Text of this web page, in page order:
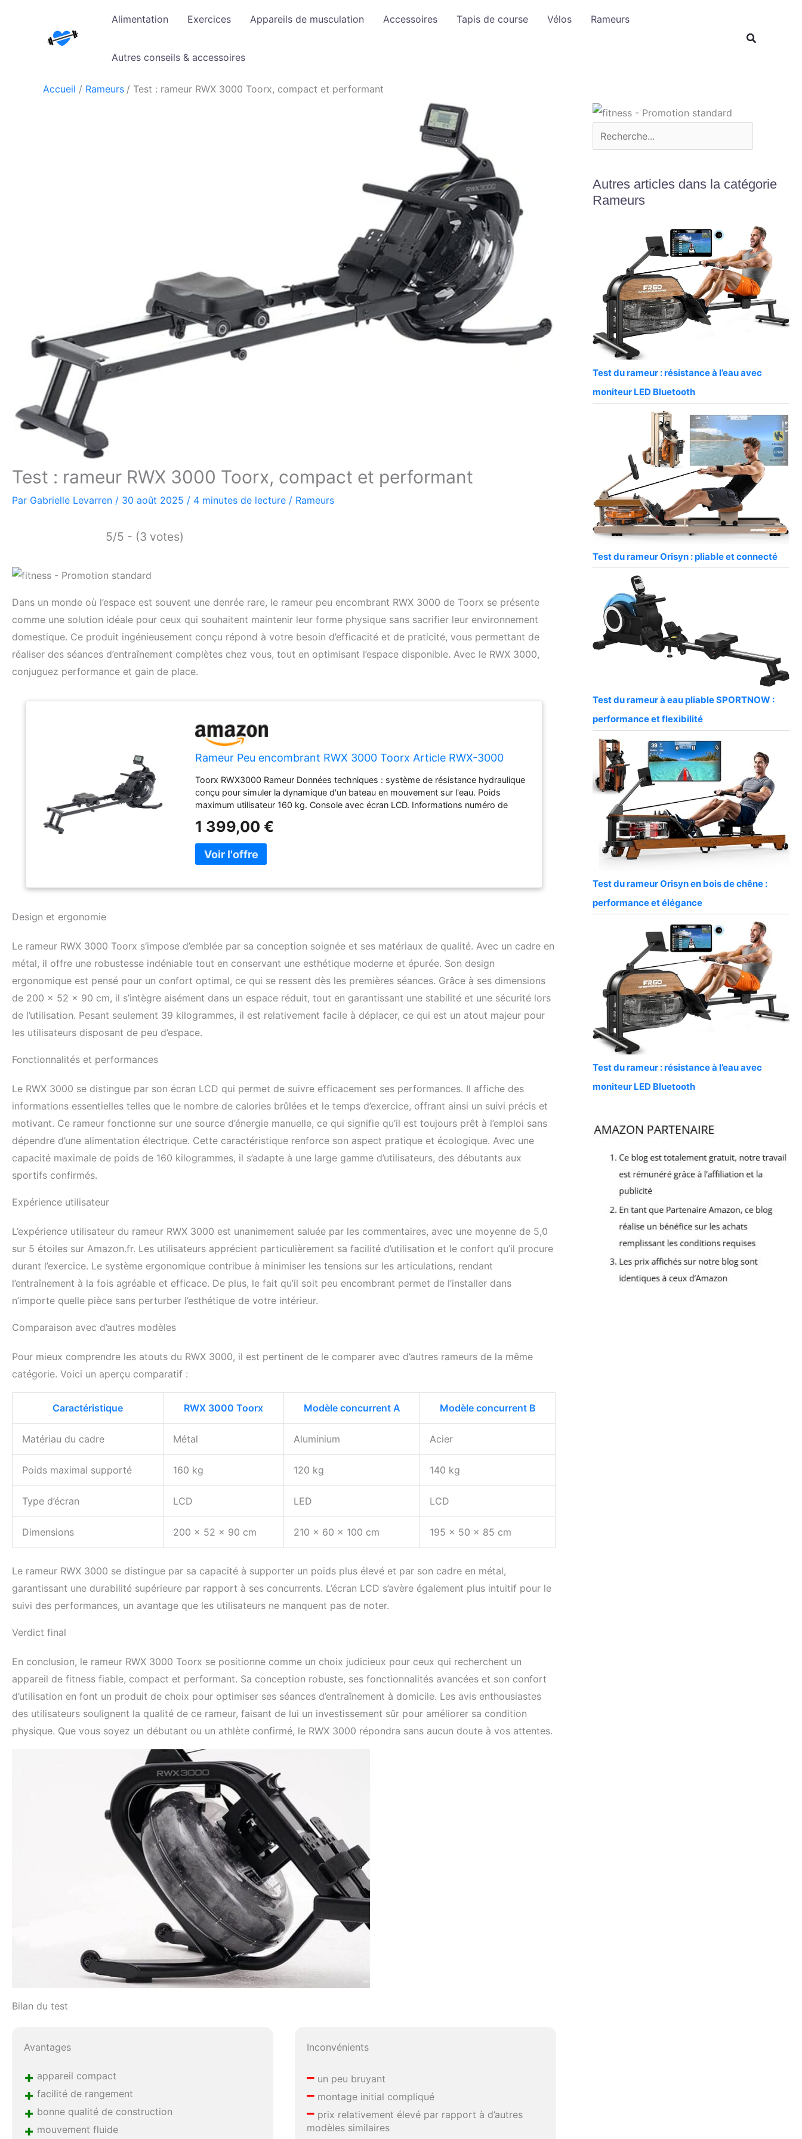
Alimentation Exercices Appareils de musculation Accessoires Tapis de course Vélos Rameurs
Autres conseils & accessoires
Accueil Rameurs Test : rameur RWX 3000 Toorx, compact et performant
Test : rameur RWX 3000 Toorx, compact et performant
Par Gabrielle Levarren / 30 août 2025 / 4 minutes de lecture / Rameurs
5/5 - (3 votes)
Dans un monde où l’espace est souvent une denrée rare, le rameur peu encombrant RWX 3000 de Toorx se présente
comme une solution idéale pour ceux qui souhaitent maintenir leur forme physique sans sacrifier leur environnement
domestique. Ce produit ingénieusement conçu répond à votre besoin d’efficacité et de praticité, vous permettant de
réaliser des séances d’entraînement complètes chez vous, tout en optimisant l’espace disponible. Avec le RWX 3000,
conjuguez performance et gain de place.
Rameur Peu encombrant RWX 3000 Toorx Article RWX-3000
Toorx RWX3000 Rameur Données techniques : système de résistance hydraulique
conçu pour simuler la dynamique d'un bateau en mouvement sur l'eau. Poids
maximum utilisateur 160 kg. Console avec écran LCD. Informations numéro de
de la prestigieuse ligne Chrono Pro et, grâce à la certification EN957 en classe S
que tous les outils de la ligne Chrono Pro peuvent être utilisés, il est également
adapté pour être utilisé dans le cadre de la lumière commer
1 399,00 €
Design et ergonomie
Le rameur RWX 3000 Toorx s’impose d’emblée par sa conception soignée et ses matériaux de qualité. Avec un cadre en
métal, il offre une robustesse indéniable tout en conservant une esthétique moderne et épurée. Son design
ergonomique est pensé pour un confort optimal, ce qui se ressent dès les premières séances. Grâce à ses dimensions
de 200 x 52 x 90 cm, il s’intègre aisément dans un espace réduit, tout en garantissant une stabilité et une sécurité lors
de l’utilisation. Pesant seulement 39 kilogrammes, il est relativement facile à déplacer, ce qui est un atout majeur pour
les utilisateurs disposant de peu d’espace.
Fonctionnalités et performances
Le RWX 3000 se distingue par son écran LCD qui permet de suivre efficacement ses performances. Il affiche des
informations essentielles telles que le nombre de calories brûlées et le temps d’exercice, offrant ainsi un suivi précis et
motivant. Ce rameur fonctionne sur une source d’énergie manuelle, ce qui signifie qu’il est toujours prêt à l’emploi sans
dépendre d’une alimentation électrique. Cette caractéristique renforce son aspect pratique et écologique. Avec une
capacité maximale de poids de 160 kilogrammes, il s’adapte à une large gamme d’utilisateurs, des débutants aux
sportifs confirmés.
Expérience utilisateur
L’expérience utilisateur du rameur RWX 3000 est unanimement saluée par les commentaires, avec une moyenne de 5,0
sur 5 étoiles sur Amazon.fr. Les utilisateurs apprécient particulièrement sa facilité d’utilisation et le confort qu’il procure
durant l’exercice. Le système ergonomique contribue à minimiser les tensions sur les articulations, rendant
l’entraînement à la fois agréable et efficace. De plus, le fait qu’il soit peu encombrant permet de l’installer dans
n’importe quelle pièce sans perturber l’esthétique de votre intérieur.
Comparaison avec d’autres modèles
Pour mieux comprendre les atouts du RWX 3000, il est pertinent de le comparer avec d’autres rameurs de la même
catégorie. Voici un aperçu comparatif :
Caractéristique RWX 3000 Toorx Modèle concurrent A Modèle concurrent B
Matériau du cadre Métal Aluminium Acier
Poids maximal supporté 160 kg 120 kg 140 kg
Type d’écran LCD LED LCD
Dimensions 200 x 52 x 90 cm 210 x 60 x 100 cm 195 x 50 x 85 cm
Le rameur RWX 3000 se distingue par sa capacité à supporter un poids plus élevé et par son cadre en métal,
garantissant une durabilité supérieure par rapport à ses concurrents. L’écran LCD s’avère également plus intuitif pour le
suivi des performances, un avantage que les utilisateurs ne manquent pas de noter.
Verdict final
En conclusion, le rameur RWX 3000 Toorx se positionne comme un choix judicieux pour ceux qui recherchent un
appareil de fitness fiable, compact et performant. Sa conception robuste, ses fonctionnalités avancées et son confort
d’utilisation en font un produit de choix pour optimiser ses séances d’entraînement à domicile. Les avis enthousiastes
des utilisateurs soulignent la qualité de ce rameur, faisant de lui un investissement sûr pour améliorer sa condition
physique. Que vous soyez un débutant ou un athlète confirmé, le RWX 3000 répondra sans aucun doute à vos attentes.
Bilan du test
Avantages
+ appareil compact
+ facilité de rangement
+ bonne qualité de construction
+ mouvement fluide
Inconvénients
– un peu bruyant
– montage initial compliqué
– prix relativement élevé par rapport à d’autres
modèles similaires
r
c
r
Autres articles dans la catégorie
Rameurs
Test du rameur : résistance à l’eau avec
moniteur LED Bluetooth
Test du rameur Orisyn : pliable et connecté
Test du rameur à eau pliable SPORTNOW :
performance et flexibilité
Test du rameur Orisyn en bois de chêne :
performance et élégance
Test du rameur : résistance à l’eau avec
moniteur LED Bluetooth